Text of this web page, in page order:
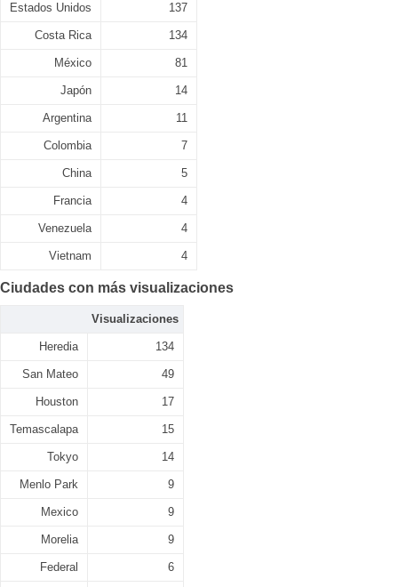
Estados Unidos 137
Costa Rica 134
México 81
Japón 14
Argentina 11
Colombia 7
China 5
Francia 4
Venezuela 4
Vietnam 4
Ciudades con más visualizaciones
Visualizaciones
Heredia 134
San Mateo 49
Houston 17
Temascalapa 15
Tokyo 14
Menlo Park 9
Mexico 9
Morelia 9
Federal 6